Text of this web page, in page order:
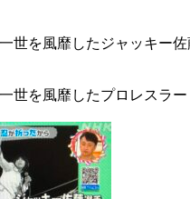
世を風靡したジャッキー佐
世を風靡したプロレスラー